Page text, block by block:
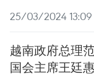
25/03/2024 13:09
越南政府总理
国会主席王廷